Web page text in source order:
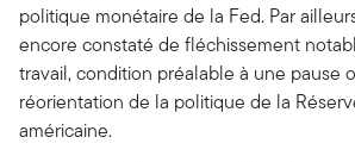
politique monétaire de la Fed. Par
encore constaté de fléchissement
travail, condition préalable à une pause
réorientation de la politique de la
américaine.